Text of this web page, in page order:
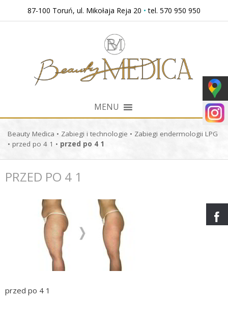
87-100 Toruń, ul. Mikołaja Reja 20 • tel. 570 950 950
MENU
Beauty Medica • Zabiegi i technologie • Zabiegi endermologii LPG
• przed po 4 1 • przed po 4 1
PRZED PO 4 1
przed po 4 1